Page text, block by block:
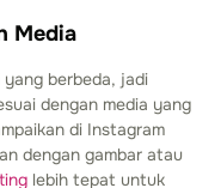
Media
yang berbeda, jadi
dengan media yang
di Instagram
dengan gambar atau
lebih tepat untuk